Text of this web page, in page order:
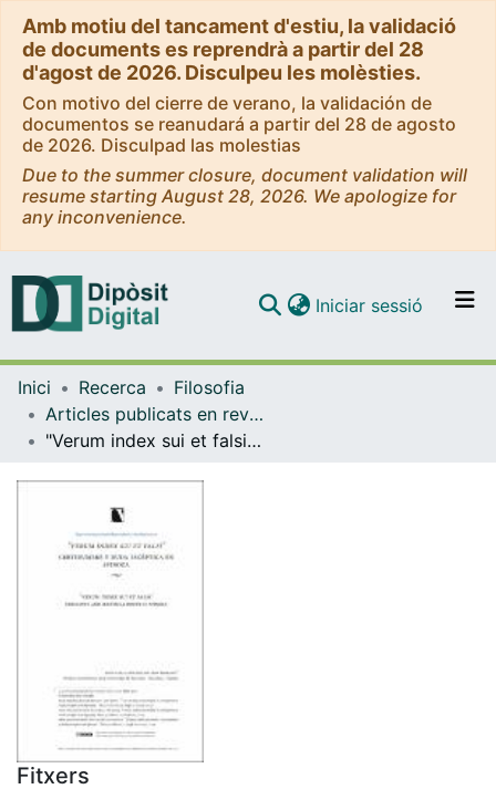
Amb motiu del tancament d'estiu, la validació
de documents es reprendrà a partir del 28
d'agost de 2026. Disculpeu les molèsties.
Con motivo del cierre de verano, la validación de
documentos se reanudará a partir del 28 de agosto
de 2026. Disculpad las molestias
Due to the summer closure, document validation will
resume starting August 28, 2026. We apologize for
any inconvenience.
Navega per tot el DD
Com publicar
Iniciar sessió (current)
Inici Recerca
Filosofia
Articles publicats en revistes (Filosofia)
"Verum index sui et falsi": certidumbre y duda escéptica en spinoza
Fitxers